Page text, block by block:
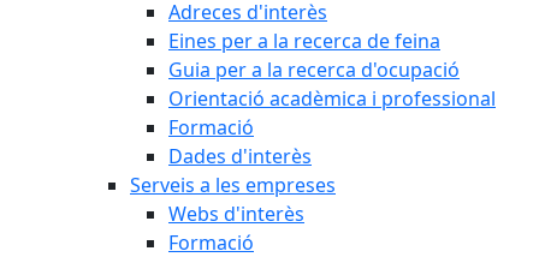
Adreces d'interès
Eines per a la recerca de feina
Guia per a la recerca d'ocupació
Orientació acadèmica i professional
Formació
Dades d'interès
Serveis a les empreses
Webs d'interès
Formació